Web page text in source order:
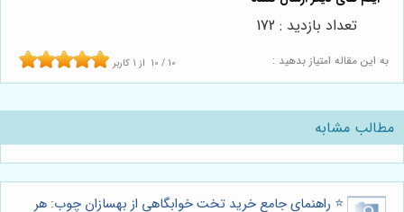
به این مقاله امتیاز بدهید : 10 / 10 از 1 کاربر
تعداد بازدید : 172
مطالب مشابه
⭐️ راهنمای جامع خرید تخت خوابگاهی از بهسازان چوب: هر